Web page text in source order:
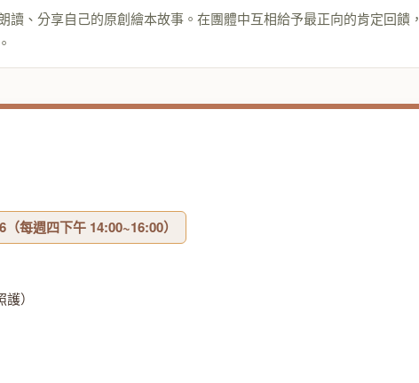
、分享自己的原創繪本故事。在團體中互相給予最正向的肯定回饋，
每週四下午 14:00~16:00）
）